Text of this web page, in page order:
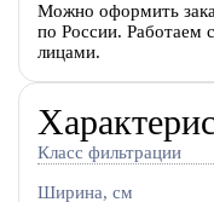
Можно оформить
по России. Работаем
лицами.
Класс фильтрации
Ширина, см